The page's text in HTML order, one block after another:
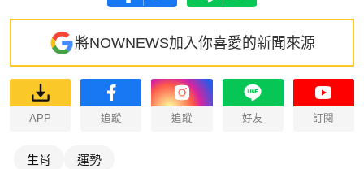
將NOWNEWS加入你喜愛的新聞來源
APP 追蹤 追蹤 好友 訂閱
生肖 運勢